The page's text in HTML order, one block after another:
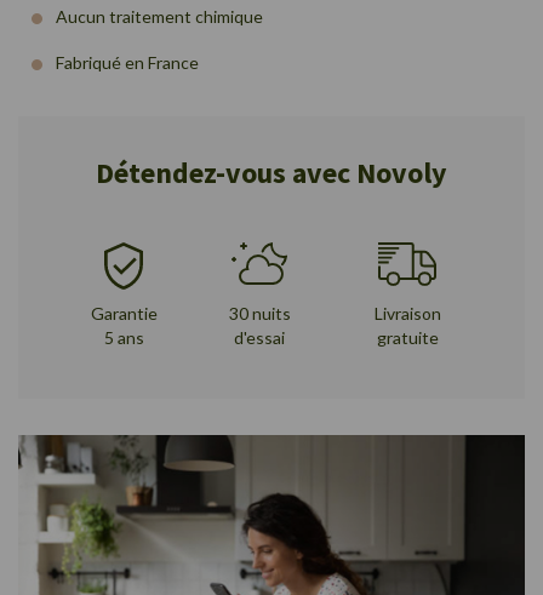
Aucun traitement chimique
Fabriqué en France
Détendez-vous avec Novoly
Garantie
5 ans
30 nuits
d'essai
Livraison
gratuite